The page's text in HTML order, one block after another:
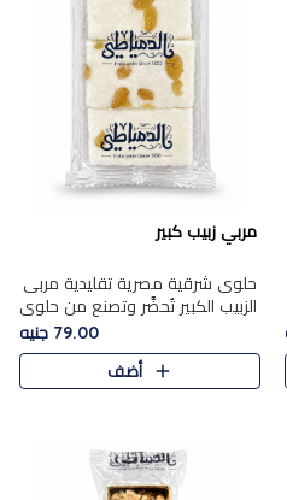
مربي زبيب كبير
حلوى شرقية مصرية تقليدية مربى
الزبيب الكبير تُحضَّر وتصنع من حلوي
جوز الهند باسد بقوام طري ومذاق
غني، وتُزين وتغطا بحبات الزبيب
الذهبي التي ..
79.00 جنيه
أضف